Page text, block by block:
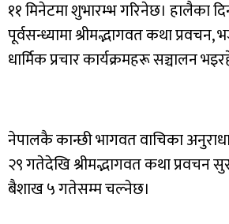
११ मिनेटमा शुभारम्भ गरिनेछ। हालैका
पूर्वसन्ध्यामा श्रीमद्भागवत कथा प्रवचन,
धार्मिक प्रचार कार्यक्रमहरू सञ्चालन
नेपालकै कान्छी भागवत वाचिका अनुराधा
२९ गतेदेखि श्रीमद्भागवत कथा प्रवचन
बैशाख ५ गतेसम्म चल्नेछ।